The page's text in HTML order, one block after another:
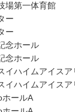
場第一体育館
ー
ー
念ホール
念ホール
イハイムアイスア
イハイムアイスア
ホールA